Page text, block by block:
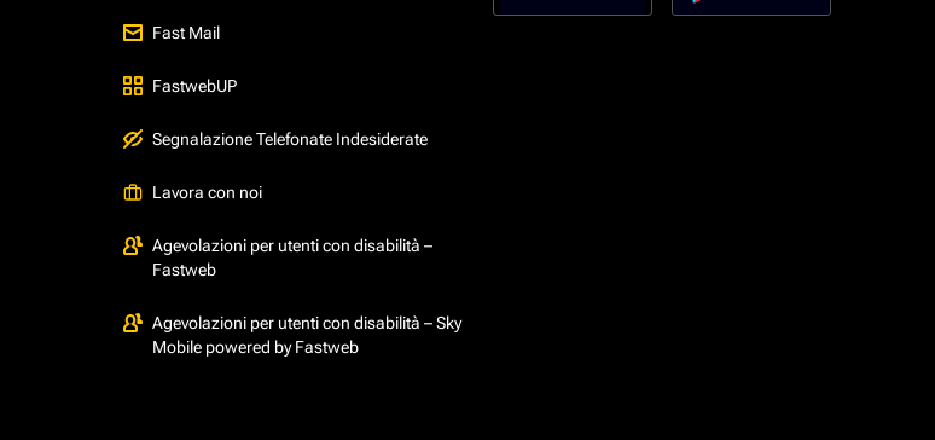
Fast Mail
FastwebUP
Segnalazione Telefonate Indesiderate
Lavora con noi
Agevolazioni per utenti con disabilità –
Fastweb
Agevolazioni per utenti con disabilità – Sky
Mobile powered by Fastweb